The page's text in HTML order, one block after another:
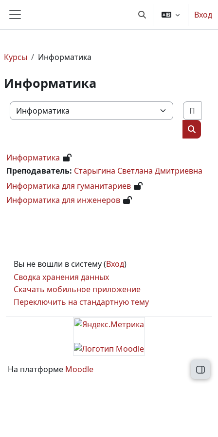
Боковая панель Изменить данные
Вход
Курсы Информатика
Информатика
Категории курсов
Поиск
Информатика
Преподаватель: Старыгина Светлана Дмитриевна
Информатика для гуманитариев
Информатика для инженеров
Вы не вошли в систему (Вход)
Сводка хранения данных
Скачать мобильное приложение
Переключить на стандартную тему
На платформе Moodle